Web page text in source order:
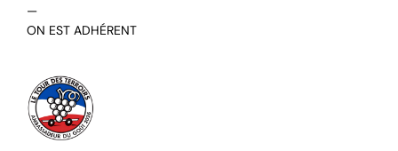
—
ON EST ADHÉRENT